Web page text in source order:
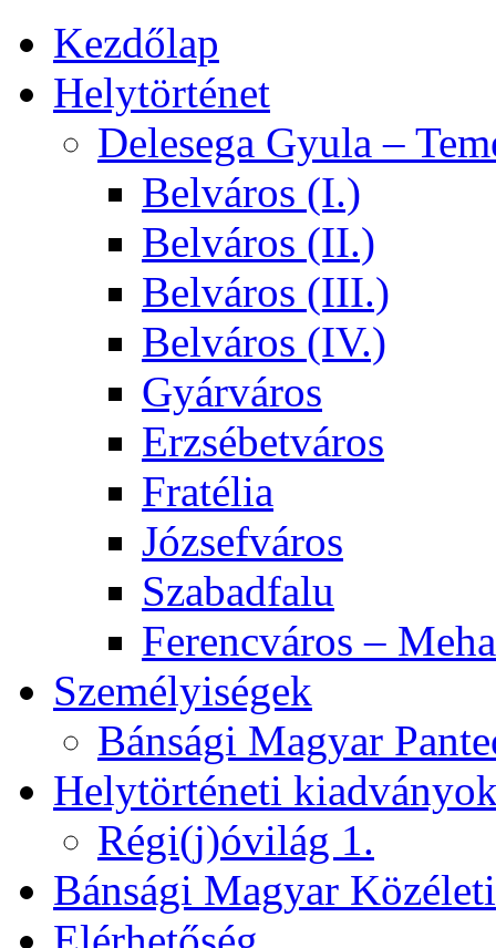
Kezdőlap
Helytörténet
Delesega Gyula –
Belváros (I.)
Belváros (II.)
Belváros (III.)
Belváros (IV.)
Gyárváros
Erzsébetváros
Fratélia
Józsefváros
Szabadfalu
Ferencváros –
Személyiségek
Bánsági Magyar
Helytörténeti
Régi(j)óvilág 1.
Bánsági Magyar